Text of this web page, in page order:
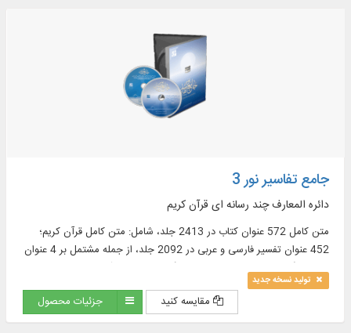
جامع تفاسیر نور 3
دائره المعارف چند رسانه ای قرآن کریم
متن کامل 572 عنوان کتاب در 2413 جلد، شامل: متن کامل قرآن کریم؛
452 عنوان تفسیر فارسی و عربی در 2092 جلد، از جمله مشتمل بر 4 عنوان
تفسیر انگلیسی در 30 جلد و 15 فرهنگ‏ نامه معتبر قرآنى در 31 جلد و ...
تولید نسخه جدید
مقایسه کنید جزئیات محصول